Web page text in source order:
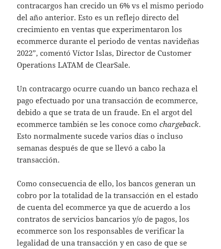
contracargos han crecido un 6% vs el mismo periodo
del año anterior. Esto es un reflejo directo del
crecimiento en ventas que experimentaron los
ecommerce durante el periodo de ventas navideñas
2022”, comentó Víctor Islas, Director de Customer
Operations LATAM de ClearSale.
Un contracargo ocurre cuando un banco rechaza el
pago efectuado por una transacción de ecommerce,
debido a que se trata de un fraude. En el argot del
ecommerce también se les conoce comochargeback.
Esto normalmente sucede varios días o incluso
semanas después de que se llevó a cabo la
transacción.
Como consecuencia de ello, los bancos generan un
cobro por la totalidad de la transacción en el estado
de cuenta del ecommerce ya que de acuerdo a los
contratos de servicios bancarios y/o de pagos, los
ecommerce son los responsables de verificar la
legalidad de una transacción y en caso de que se